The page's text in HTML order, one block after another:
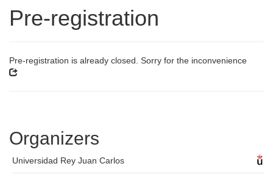
Pre-registration
Pre-registration is already closed. Sorry for the inconvenience
Organizers
Universidad Rey Juan Carlos